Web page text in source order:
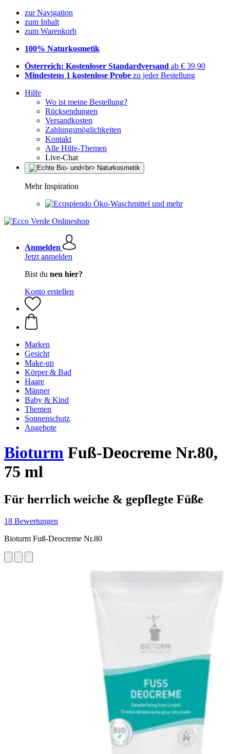
zur Navigation
zum Inhalt
zum Warenkorb
100% Naturkosmetik
Österreich: Kostenloser Standardversand ab € 39,90
Mindestens 1 kostenlose Probe zu jeder Bestellung
Hilfe
Wo ist meine Bestellung?
Rücksendungen
Versandkosten
Zahlungsmöglichkeiten
Kontakt
Alle Hilfe-Themen
Live-Chat
Mehr Inspiration
Öko-Waschmittel und mehr
Anmelden
Jetzt anmelden
Bist du neu hier?
Konto erstellen
Marken
Gesicht
Make-up
Körper & Bad
Haare
Männer
Baby & Kind
Themen
Sonnenschutz
Angebote
Bioturm Fuß-Deocreme Nr.80,
75 ml
Für herrlich weiche & gepflegte Füße
18 Bewertungen
Bioturm Fuß-Deocreme Nr.80